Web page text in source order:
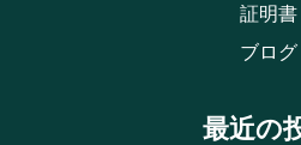
証明書
ブログ
最近の